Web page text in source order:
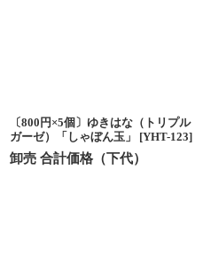
〔800円×5個〕ゆきはな（トリプル
ガーゼ）「しゃぼん玉」
[YHT-123]
卸売 合計価格（下代）